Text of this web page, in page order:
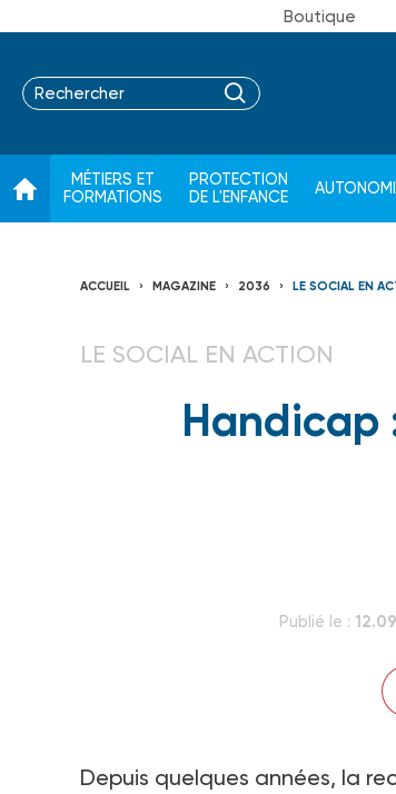
Boutique
MÉTIERS ET
FORMATIONS
PROTECTION
DE L'ENFANCE
ACCUEIL MAGAZINE 2036 LE SOCIAL EN
LE SOCIAL EN ACTION
Handicap
Publié le :
Depuis quelques années, la